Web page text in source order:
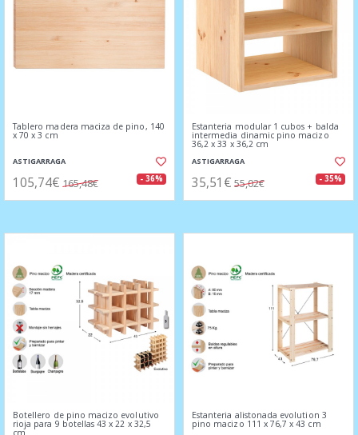
Tablero madera maciza de pino, 140
x 70 x 3 cm
ASTIGARRAGA
105,74€ 165,48€ - 36%
Estanteria modular 1 cubos + balda
intermedia dinamic pino macizo
36,2 x 33 x 36,2 cm
ASTIGARRAGA
35,51€ 55,02€ - 35%
Botellero de pino macizo evolutivo
rioja para 9 botellas 43 x 22 x 32,5
cm
Estanteria alistonada evolution 3
pino macizo 111 x 76,7 x 43 cm